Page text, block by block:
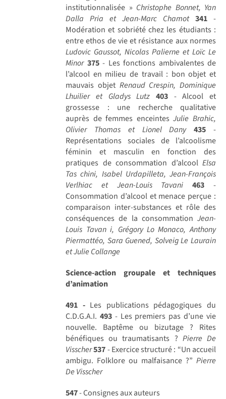
institutionnalisée » Christophe Bonnet, Yan
Dalla Pria et Jean-Marc Chamot 341 -
Modération et sobriété chez les étudiants :
entre ethos de vie et résistance aux normes
Ludovic Gaussot, Nicolas Palierne et Loïc Le
Minor 375- Les fonctions ambivalentes de
l’alcool en milieu de travail : bon objet et
mauvais objet Renaud Crespin, Dominique
Lhuilier et Gladys Lutz 403- Alcool et
grossesse : une recherche qualitative
auprès de femmes enceintesJulie Brahic,
Olivier Thomas et Lionel Dany
435 -
Représentations sociales de l’alcoolisme
féminin et masculin en fonction des
pratiques de consommation d’alcool Elsa
Tas chini, Isabel Urdapilleta, Jean-François
Verlhiac et Jean-Louis Tavani
463 -
Consommation d’alcool et menace perçue :
comparaison inter-substances et rôle des
conséquences de la consommation Jean-
Louis Tavan i, Grégory Lo Monaco, Anthony
Piermattéo, Sara Guened, Solveig Le Laurain
et Julie Collange
Science-action groupale et techniques
d’animation
491 -Les publications pédagogiques du
C.D.G.A.I. 493- Les premiers pas d’une vie
nouvelle. Baptême ou bizutage ? Rites
bénéfiques ou traumatisants ? Pierre De
Visscher537- Exercice structuré : “Un accueil
ambigu. Folklore ou malfaisance ?” Pierre
De Visscher
547- Consignes aux auteurs